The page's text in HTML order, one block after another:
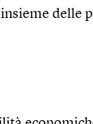
delle